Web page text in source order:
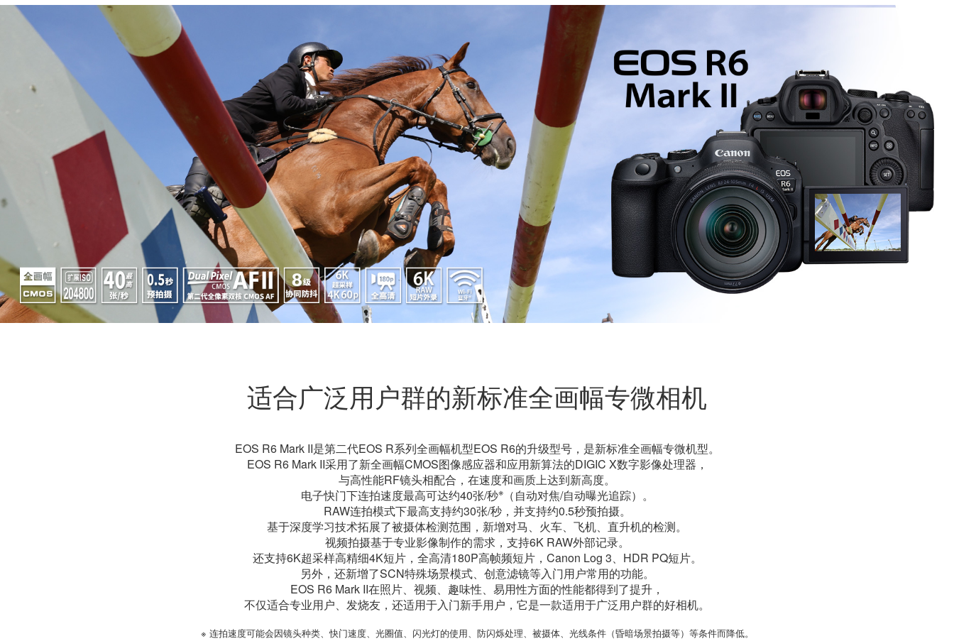
适合广泛用户群的新标准全画幅专微相机
EOS R6 Mark II是第二代EOS R系列全画幅机型EOS R6的升级型号，是新标准全画幅专微机型。
EOS R6 Mark II采用了新全画幅CMOS图像感应器和应用新算法的DIGIC X数字影像处理器，
与高性能RF镜头相配合，在速度和画质上达到新高度。
电子快门下连拍速度最高可达约40张/秒※（自动对焦/自动曝光追踪）。
RAW连拍模式下最高支持约30张/秒，并支持约0.5秒预拍摄。
基于深度学习技术拓展了被摄体检测范围，新增对马、火车、飞机、直升机的检测。
视频拍摄基于专业影像制作的需求，支持6K RAW外部记录。
还支持6K超采样高精细4K短片，全高清180P高帧频短片，Canon Log 3、HDR PQ短片。
另外，还新增了SCN特殊场景模式、创意滤镜等入门用户常用的功能。
EOS R6 Mark II在照片、视频、趣味性、易用性方面的性能都得到了提升，
不仅适合专业用户、发烧友，还适用于入门新手用户，它是一款适用于广泛用户群的好相机。
※ 连拍速度可能会因镜头种类、快门速度、光圈值、闪光灯的使用、防闪烁处理、被摄体、光线条件（昏暗场景拍摄等）等条件而降低。